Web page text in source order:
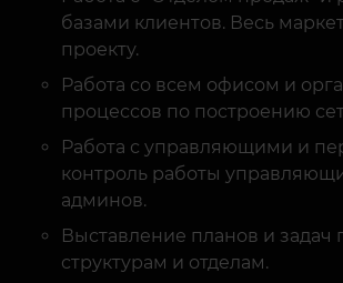
проекту.
Работа со всем офисом и
процессов по построению
Работа с управляющими и
контроль работы
админов.
Выставление планов и задач
структурам и отделам.